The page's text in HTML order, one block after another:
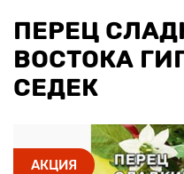
ПЕРЕЦ
ВОСТОКА
СЕДЕК
АКЦИЯ